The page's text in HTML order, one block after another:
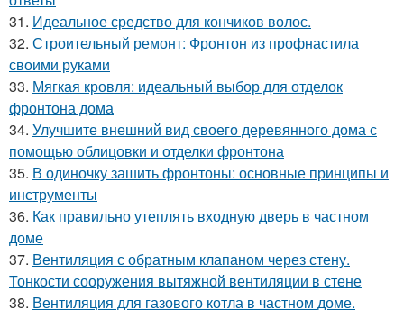
31. Идеальное средство для кончиков волос.
32. Строительный ремонт: Фронтон из профнастила
своими руками
33. Мягкая кровля: идеальный выбор для отделок
фронтона дома
34. Улучшите внешний вид своего деревянного дома с
помощью облицовки и отделки фронтона
35. В одиночку зашить фронтоны: основные принципы и
инструменты
36. Как правильно утеплять входную дверь в частном
доме
37. Вентиляция с обратным клапаном через стену.
Тонкости сооружения вытяжной вентиляции в стене
38. Вентиляция для газового котла в частном доме.